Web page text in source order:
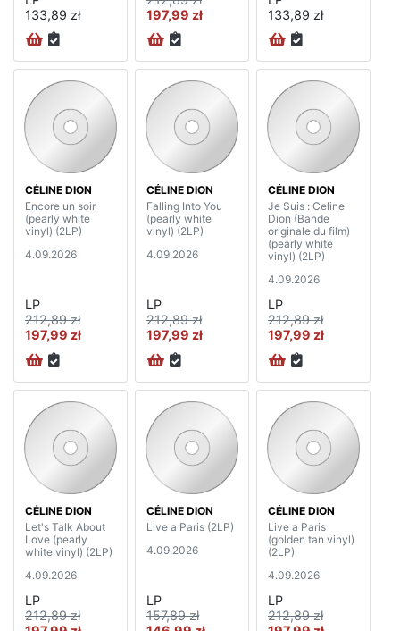
133,89 zł
197,99 zł
133,89 zł
CÉLINE DION
Encore un soir
(pearly white
vinyl) (2LP)
4.09.2026
LP
212,89 zł
197,99 zł
CÉLINE DION
Falling Into You
(pearly white
vinyl) (2LP)
4.09.2026
LP
212,89 zł
197,99 zł
CÉLINE DION
Je Suis : Celine
Dion (Bande
originale du film)
(pearly white
vinyl) (2LP)
4.09.2026
LP
212,89 zł
197,99 zł
CÉLINE DION
Let's Talk About
Love (pearly
white vinyl) (2LP)
4.09.2026
LP
212,89 zł
CÉLINE DION
Live a Paris (2LP)
4.09.2026
LP
157,89 zł
CÉLINE DION
Live a Paris
(golden tan vinyl)
(2LP)
4.09.2026
LP
212,89 zł